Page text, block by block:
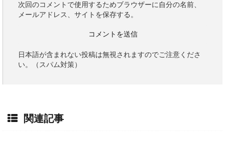
次回のコメントで使用するためブラウザーに自分の名前、
メールアドレス、サイトを保存する。
日本語が含まれない投稿は無視されますのでご注意くださ
い。（スパム対策）
関連記事